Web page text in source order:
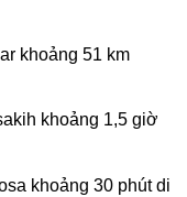
khoảng 51 km
khoảng 1,5 giờ
khoảng 30 phút di